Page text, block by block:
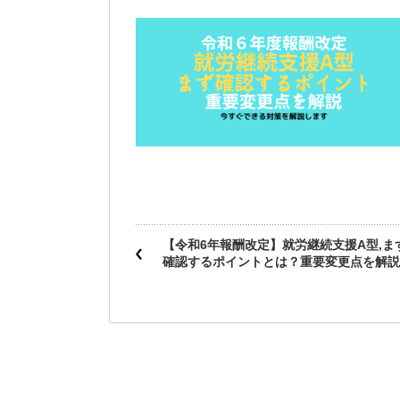
【令和6年報酬改定】就労継続支援A型,ま
確認するポイントとは？重要変更点を解説